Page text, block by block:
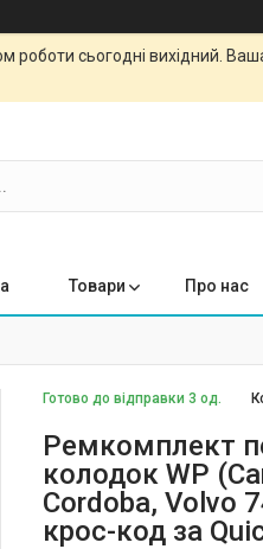
роботи сьогодні вихідний.
Товари Про нас
Готово до відправки 3 од.
Ремкомплект
колодок WP
Cordoba, Volvo
крос-код за